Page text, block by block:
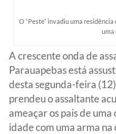
O “Peste” invadiu uma
uma
A crescente onda de
Parauapebas está
desta segunda-feira
prendeu o assaltante
ameaçar os pais de uma
idade com uma arma